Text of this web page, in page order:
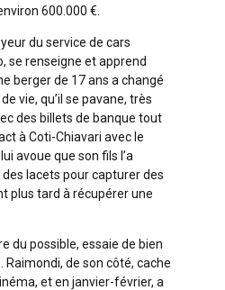
600.000 €.
du service de cars
se renseigne et apprend
berger de 17 ans a changé
vie, qu’il se pavane, très
des billets de banque tout
à Coti-Chiavari avec le
avoue que son fils l’a
lacets pour capturer des
plus tard à récupérer une
du possible, essaie de bien
Raimondi, de son côté, cache
et en janvier-février, a